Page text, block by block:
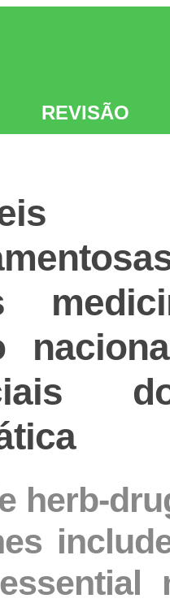
REVISÃO
herb-